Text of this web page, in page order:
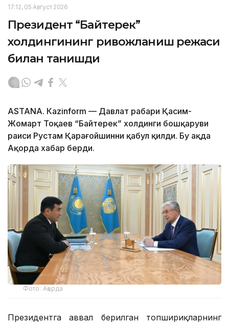
17:12, 05 Август 2026
Президент “Байтерек”
холдингининг ривожланиш режаси
билан танишди
ASTANА. Каzinform — Давлат раҳбари Қасим-
Жомарт Тоқаев “Байтерек” холдинги бошқаруви
раиси Рустам Қарағойшинни қабул қилди. Бу ҳақда
Ақорда хабар берди.
Фото: Ақорда
Президентга аввал берилган топшириқларнинг